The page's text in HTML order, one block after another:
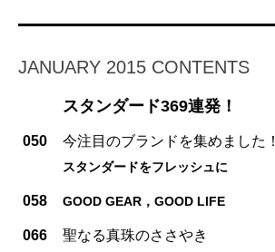
JANUARY 2015 CONTENTS
スタンダード369連発！
050 今注目のブランドを集めました！
スタンダードをフレッシュに
058 GOOD GEAR，GOOD LIFE
066 聖なる真珠のささやき